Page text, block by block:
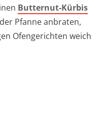
Butternut-Kürbis
Pfanne anbraten,
Ofengerichten weich